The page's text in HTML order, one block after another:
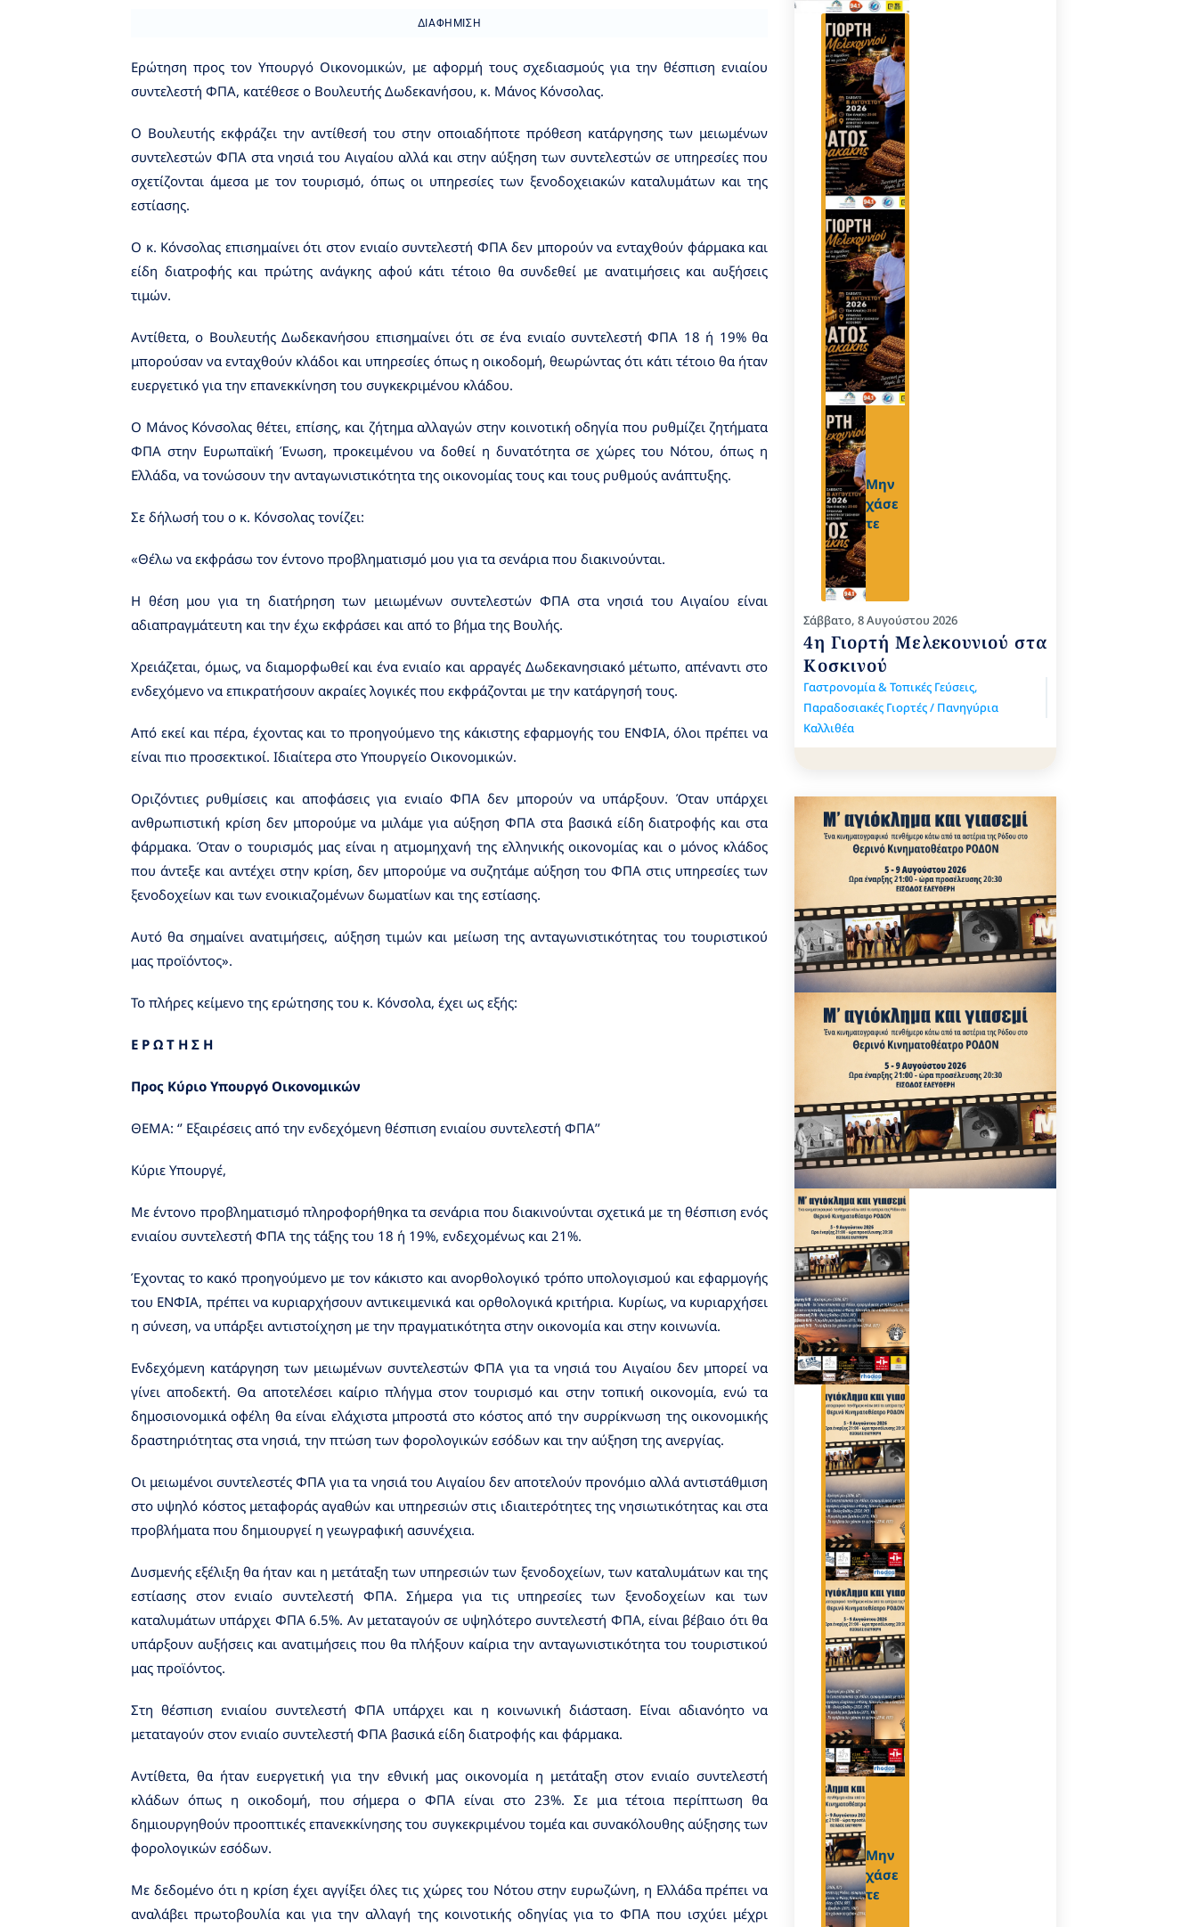
ΔΙΑΦΉΜΙΣΗ
Ερώτηση προς τον Υπουργό Οικονομικών, με αφορμή τους σχεδιασμούς για την θέσπιση ενιαίου
συντελεστή ΦΠΑ, κατέθεσε ο Βουλευτής Δωδεκανήσου, κ. Μάνος Κόνσολας.
Ο Βουλευτής εκφράζει την αντίθεσή του στην οποιαδήποτε πρόθεση κατάργησης των μειωμένων
συντελεστών ΦΠΑ στα νησιά του Αιγαίου αλλά και στην αύξηση των συντελεστών σε υπηρεσίες που
σχετίζονται άμεσα με τον τουρισμό, όπως οι υπηρεσίες των ξενοδοχειακών καταλυμάτων και της
εστίασης.
Ο κ. Κόνσολας επισημαίνει ότι στον ενιαίο συντελεστή ΦΠΑ δεν μπορούν να ενταχθούν φάρμακα και
είδη διατροφής και πρώτης ανάγκης αφού κάτι τέτοιο θα συνδεθεί με ανατιμήσεις και αυξήσεις
τιμών.
Αντίθετα, ο Βουλευτής Δωδεκανήσου επισημαίνει ότι σε ένα ενιαίο συντελεστή ΦΠΑ 18 ή 19% θα
μπορούσαν να ενταχθούν κλάδοι και υπηρεσίες όπως η οικοδομή, θεωρώντας ότι κάτι τέτοιο θα ήταν
ευεργετικό για την επανεκκίνηση του συγκεκριμένου κλάδου.
Ο Μάνος Κόνσολας θέτει, επίσης, και ζήτημα αλλαγών στην κοινοτική οδηγία που ρυθμίζει ζητήματα
ΦΠΑ στην Ευρωπαϊκή Ένωση, προκειμένου να δοθεί η δυνατότητα σε χώρες του Νότου, όπως η
Ελλάδα, να τονώσουν την ανταγωνιστικότητα της οικονομίας τους και τους ρυθμούς ανάπτυξης.
Σε δήλωσή του ο κ. Κόνσολας τονίζει:
«Θέλω να εκφράσω τον έντονο προβληματισμό μου για τα σενάρια που διακινούνται.
Η θέση μου για τη διατήρηση των μειωμένων συντελεστών ΦΠΑ στα νησιά του Αιγαίου είναι
αδιαπραγμάτευτη και την έχω εκφράσει και από το βήμα της Βουλής.
Χρειάζεται, όμως, να διαμορφωθεί και ένα ενιαίο και αρραγές Δωδεκανησιακό μέτωπο, απέναντι στο
ενδεχόμενο να επικρατήσουν ακραίες λογικές που εκφράζονται με την κατάργησή τους.
Από εκεί και πέρα, έχοντας και το προηγούμενο της κάκιστης εφαρμογής του ΕΝΦΙΑ, όλοι πρέπει να
είναι πιο προσεκτικοί. Ιδιαίτερα στο Υπουργείο Οικονομικών.
Οριζόντιες ρυθμίσεις και αποφάσεις για ενιαίο ΦΠΑ δεν μπορούν να υπάρξουν. Όταν υπάρχει
ανθρωπιστική κρίση δεν μπορούμε να μιλάμε για αύξηση ΦΠΑ στα βασικά είδη διατροφής και στα
φάρμακα. Όταν ο τουρισμός μας είναι η ατμομηχανή της ελληνικής οικονομίας και ο μόνος κλάδος
που άντεξε και αντέχει στην κρίση, δεν μπορούμε να συζητάμε αύξηση του ΦΠΑ στις υπηρεσίες των
ξενοδοχείων και των ενοικιαζομένων δωματίων και της εστίασης.
Αυτό θα σημαίνει ανατιμήσεις, αύξηση τιμών και μείωση της ανταγωνιστικότητας του τουριστικού
μας προϊόντος».
Το πλήρες κείμενο της ερώτησης του κ. Κόνσολα, έχει ως εξής:
E Ρ Ω Τ Η Σ Η
Προς Κύριο Υπουργό Οικονομικών
ΘΕΜΑ: ‘’ Εξαιρέσεις από την ενδεχόμενη θέσπιση ενιαίου συντελεστή ΦΠΑ’’
Κύριε Υπουργέ,
Με έντονο προβληματισμό πληροφορήθηκα τα σενάρια που διακινούνται σχετικά με τη θέσπιση ενός
ενιαίου συντελεστή ΦΠΑ της τάξης του 18 ή 19%, ενδεχομένως και 21%.
Έχοντας το κακό προηγούμενο με τον κάκιστο και ανορθολογικό τρόπο υπολογισμού και εφαρμογής
του ΕΝΦΙΑ, πρέπει να κυριαρχήσουν αντικειμενικά και ορθολογικά κριτήρια. Κυρίως, να κυριαρχήσει
η σύνεση, να υπάρξει αντιστοίχηση με την πραγματικότητα στην οικονομία και στην κοινωνία.
Ενδεχόμενη κατάργηση των μειωμένων συντελεστών ΦΠΑ για τα νησιά του Αιγαίου δεν μπορεί να
γίνει αποδεκτή. Θα αποτελέσει καίριο πλήγμα στον τουρισμό και στην τοπική οικονομία, ενώ τα
δημοσιονομικά οφέλη θα είναι ελάχιστα μπροστά στο κόστος από την συρρίκνωση της οικονομικής
δραστηριότητας στα νησιά, την πτώση των φορολογικών εσόδων και την αύξηση της ανεργίας.
Οι μειωμένοι συντελεστές ΦΠΑ για τα νησιά του Αιγαίου δεν αποτελούν προνόμιο αλλά αντιστάθμιση
στο υψηλό κόστος μεταφοράς αγαθών και υπηρεσιών στις ιδιαιτερότητες της νησιωτικότητας και στα
προβλήματα που δημιουργεί η γεωγραφική ασυνέχεια.
Δυσμενής εξέλιξη θα ήταν και η μετάταξη των υπηρεσιών των ξενοδοχείων, των καταλυμάτων και της
εστίασης στον ενιαίο συντελεστή ΦΠΑ. Σήμερα για τις υπηρεσίες των ξενοδοχείων και των
καταλυμάτων υπάρχει ΦΠΑ 6.5%. Αν μεταταγούν σε υψηλότερο συντελεστή ΦΠΑ, είναι βέβαιο ότι θα
υπάρξουν αυξήσεις και ανατιμήσεις που θα πλήξουν καίρια την ανταγωνιστικότητα του τουριστικού
μας προϊόντος.
Στη θέσπιση ενιαίου συντελεστή ΦΠΑ υπάρχει και η κοινωνική διάσταση. Είναι αδιανόητο να
μεταταγούν στον ενιαίο συντελεστή ΦΠΑ βασικά είδη διατροφής και φάρμακα.
Αντίθετα, θα ήταν ευεργετική για την εθνική μας οικονομία η μετάταξη στον ενιαίο συντελεστή
κλάδων όπως η οικοδομή, που σήμερα ο ΦΠΑ είναι στο 23%. Σε μια τέτοια περίπτωση θα
δημιουργηθούν προοπτικές επανεκκίνησης του συγκεκριμένου τομέα και συνακόλουθης αύξησης των
φορολογικών εσόδων.
Με δεδομένο ότι η κρίση έχει αγγίξει όλες τις χώρες του Νότου στην ευρωζώνη, η Ελλάδα πρέπει να
αναλάβει πρωτοβουλία και για την αλλαγή της κοινοτικής οδηγίας για το ΦΠΑ που ισχύει μέχρι
Μην
χάσε
τε
Σάββατο, 8 Αυγούστου 2026
4η Γιορτή Μελεκουνιού στα
Κοσκινού
Γαστρονομία & Τοπικές Γεύσεις,
Παραδοσιακές Γιορτές / Πανηγύρια
Καλλιθέα
Μην
χάσε
τε